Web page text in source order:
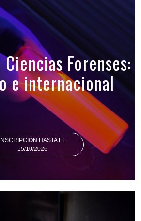
Forenses:
e internacional
INSCRIPCIÓN HASTA EL
15/10/2026